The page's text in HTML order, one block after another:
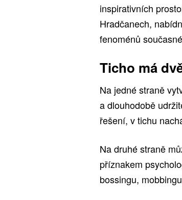
inspirativních
Hradčanech,
fenoménů
Ticho má
Na jedné straně
a dlouhodobě
řešení, v tichu
Na druhé straně
příznakem
bossingu,